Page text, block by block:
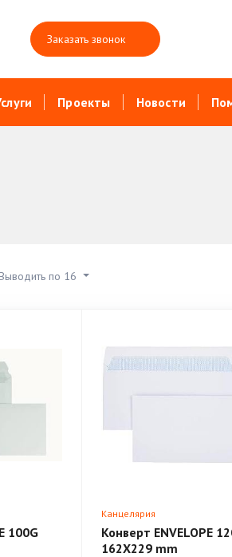
Заказать звонок
Проекты Новости
Выводить по 16
100G
Канцелярия
Конверт ENVELOPE
162X229 mm